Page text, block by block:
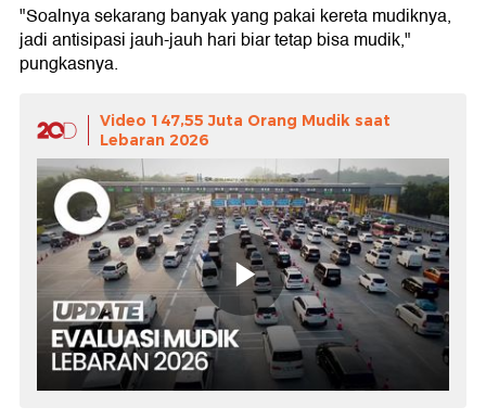
"Soalnya sekarang banyak yang pakai kereta mudiknya,
jadi antisipasi jauh-jauh hari biar tetap bisa mudik,"
pungkasnya.
Video 147,55 Juta Orang Mudik saat
Lebaran 2026